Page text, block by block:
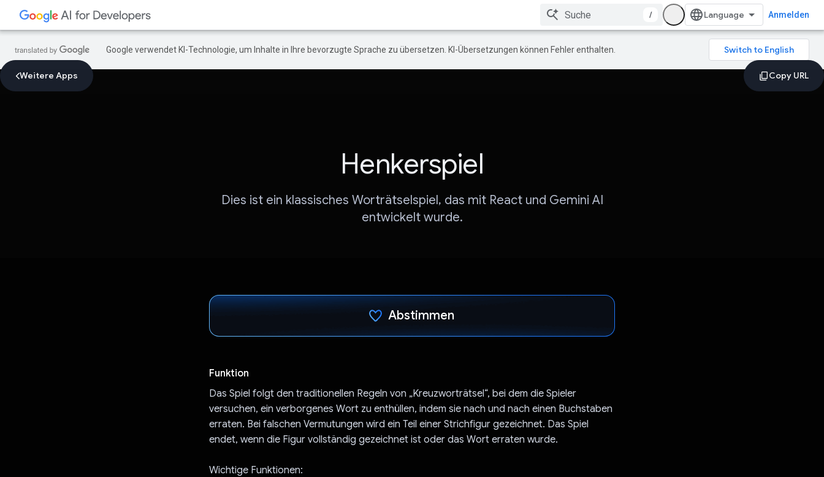
/ Anmelden
Google verwendet KI-Technologie, um Inhalte in Ihre bevorzugte Sprache zu übersetzen. KI-Übersetzungen können Fehler enthalten.
Weitere Apps
Henkerspiel
Dies ist ein klassisches Worträtselspiel, das mit React und Gemini AI
entwickelt wurde.
Abstimmen
Funktion
Das Spiel folgt den traditionellen Regeln von „Kreuzworträtsel“, bei dem die Spieler
versuchen, ein verborgenes Wort zu enthüllen, indem sie nach und nach einen Buchstaben
erraten. Bei falschen Vermutungen wird ein Teil einer Strichfigur gezeichnet. Das Spiel
endet, wenn die Figur vollständig gezeichnet ist oder das Wort erraten wurde.
Wichtige Funktionen: